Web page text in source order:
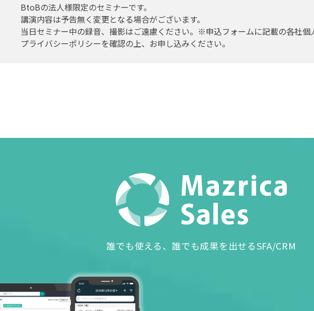
BtoBの法人様限定のセミナーです。
講演内容は予告無く変更となる場合がございます。
当日セミナー中の録音、撮影はご遠慮ください。※申込フォームに記載の各社個
プライバシーポリシーを確認の上、お申し込みください。
誰でも使える、誰でも成果を出せるSFA/CRM